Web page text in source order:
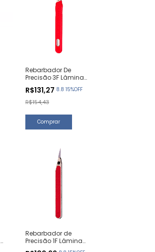
Rebarbador De
Precisão 3F Lâmina
R$131,27 8.8 15%OFF
R$154,43
Rebarbador de
Precisão 1F Lâmina